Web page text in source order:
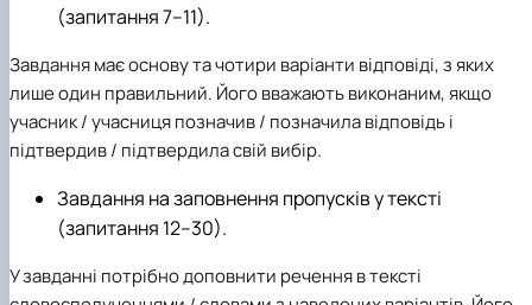
(запитання 7–11).
Завдання має основу та чотири варіанти відповіді, з яких
лише один правильний. Його вважають виконаним, якщо
учасник / учасниця позначив / позначила відповідь і
підтвердив / підтвердила свій вибір.
Завдання на заповнення пропусків у тексті
(запитання 12–30).
У завданні потрібно доповнити речення в тексті